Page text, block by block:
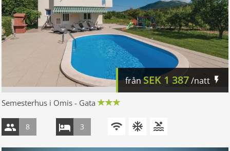
frånSEK 1 387/natt
Semesterhus i Omis - Gata
8 3